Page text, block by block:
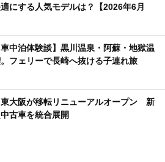
にする人気モデルは？【2026年6月
車中泊体験談】黒川温泉・阿蘇・地獄温
フェリーで長崎へ抜ける子連れ旅
東大阪が移転リニューアルオープン 新
古車を統合展開